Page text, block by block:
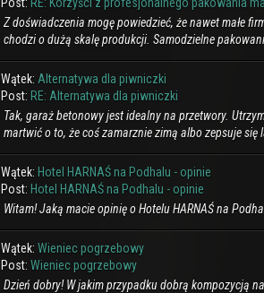
Z doświadczenia mogę powiedzieć, że nawet małe
chodzi o dużą skalę produkcji. Samodzielne
Wątek: Alternatywa dla piwniczki
Post: RE: Alternatywa dla piwniczki
Tak, garaż betonowy jest idealny na przetwory.
martwić o to, że coś zamarznie zimą albo zepsuje się
Wątek: Hotel HARNAŚ na Podhalu - opinie
Post: Hotel HARNAŚ na Podhalu - opinie
Witam! Jaką macie opinię o Hotelu HARNAŚ na
Wątek: Wieniec pogrzebowy
Post: Wieniec pogrzebowy
Dzień dobry! W jakim przypadku dobrą kompozycją